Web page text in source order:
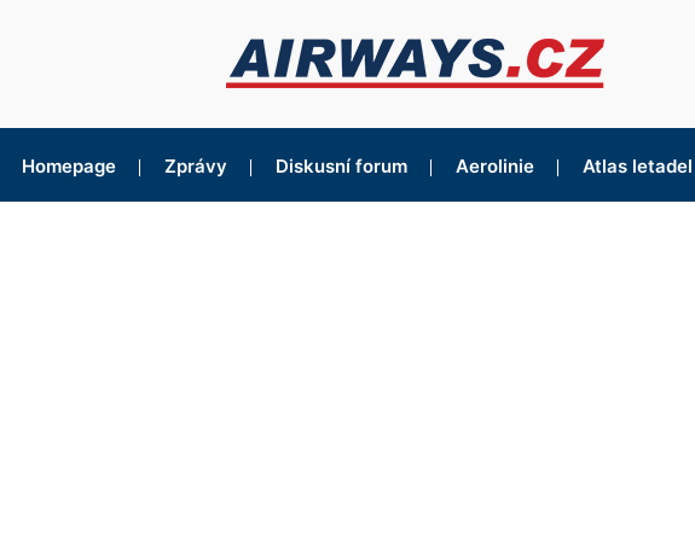
Homepage Zprávy Diskusní forum Aerolinie Atlas letadel